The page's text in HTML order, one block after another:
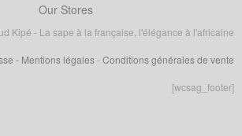
Our Stores
Kipé - La sape à la française, l'élégance à l'africaine
- Mentions légales- Conditions générales de vente
[wcsag_footer]